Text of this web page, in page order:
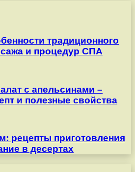
традиционного
и процедур СПА
с апельсинами –
и полезные свойства
рецепты приготовления
в десертах